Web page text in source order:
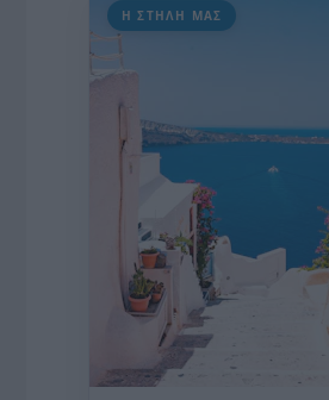
Η ΣΤΗΛΗ ΜΑΣ